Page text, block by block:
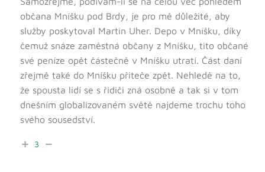
občana Mníšku pod Brdy, je pro mě důležité, aby
služby poskytoval Martin Uher. Depo v Mníšku, díky
čemuž snáze zaměstná občany z Mníšku, tito občané
své peníze opět částečně v Mníšku utratí. Část daní
zřejmě také do Mníšku přiteče zpět. Nehledě na to,
že spousta lidí se s řidiči zná osobně a tak si v tom
dnešním globalizovaném světě najdeme trochu toho
svého sousedství.
3